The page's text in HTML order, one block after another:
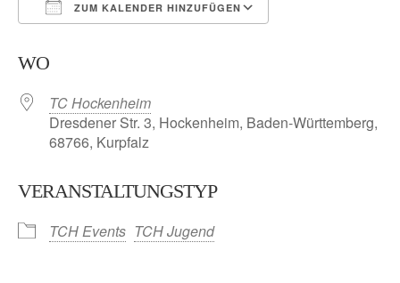
ZUM KALENDER HINZUFÜGEN
WO
TC Hockenheim
Dresdener Str. 3, Hockenheim, Baden-Württemberg,
68766, Kurpfalz
VERANSTALTUNGSTYP
TCH Events TCH Jugend